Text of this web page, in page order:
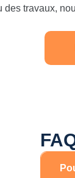
des travaux,